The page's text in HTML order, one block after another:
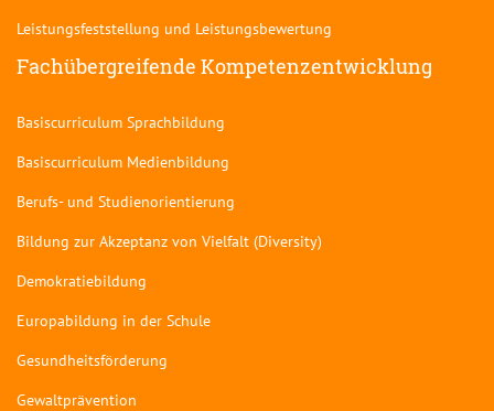
Leistungsfeststellung und Leistungsbewertung
Fachübergreifende Kompetenzentwicklung
Basiscurriculum Sprachbildung
Basiscurriculum Medienbildung
Berufs- und Studienorientierung
Bildung zur Akzeptanz von Vielfalt (Diversity)
Demokratiebildung
Europabildung in der Schule
Gesundheitsförderung
Gewaltprävention